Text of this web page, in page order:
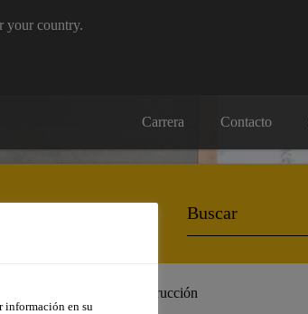
your country.
Carrera Contacto
Componentes de Construcción
información en su